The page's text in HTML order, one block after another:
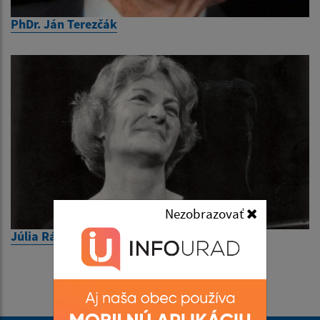
Nezobrazovať
PhDr. Ján Terezčák
Júlia Ráczová